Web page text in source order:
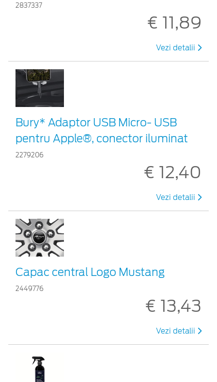
2837337
€ 11,89
Vezi detalii
Bury* Adaptor USB Micro- USB
pentru Apple®, conector iluminat
2279206
€ 12,40
Vezi detalii
Capac central Logo Mustang
2449776
€ 13,43
Vezi detalii